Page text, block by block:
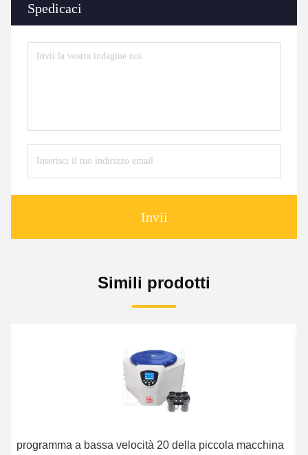
Spedicaci
Invii
Simili prodotti
programma a bassa velocità 20 della piccola macchina